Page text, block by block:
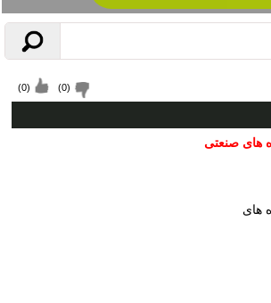
(
0
) (
0
)
های صنعتی
های